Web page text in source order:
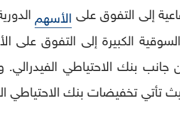
إلى التفوق على الأسهم
الكبيرة إلى التفوق على
بنك الاحتياطي الفيدرالي.
تأتي تخفيضات بنك الاحتياطي